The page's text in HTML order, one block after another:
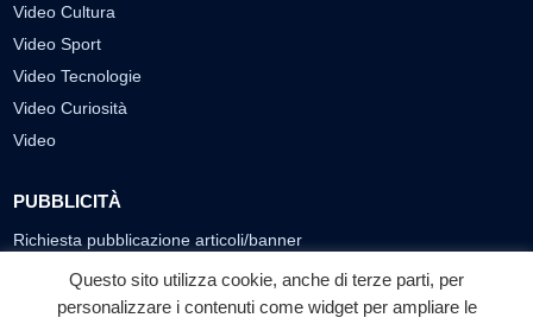
Video Cultura
Video Sport
Video Tecnologie
Video Curiosità
Video
PUBBLICITÀ
Richiesta pubblicazione articoli/banner
SEGUICI SUI SOCIAL
Questo sito utilizza cookie, anche di terze parti, per
personalizzare i contenuti come widget per ampliare le